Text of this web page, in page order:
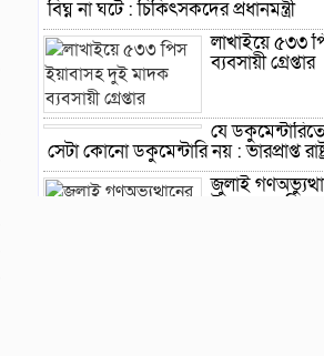
বিঘ্ন না ঘটে : চিকিৎসকদের প্রধানমন্ত্রী
লাখাইয়ে ৫৩৩
ব্যবসায়ী গ্রেপ্তার
যে
সেটা কোনো ডকুমেন্টারি নয় : ভারপ্রাপ্ত
জুলাই
উপলক্ষে